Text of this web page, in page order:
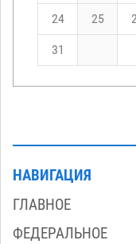
24 25
31
НАВИГАЦИЯ
ГЛАВНОЕ
ФЕДЕРАЛЬНОЕ